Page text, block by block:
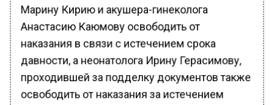
Марину Кирию и акушера-гинеколога
Анастасию Каюмову освободить от
наказания в связи с истечением срока
давности, а неонатолога Ирину Герасимову,
проходившей за подделку документов также
освободить от наказания за истечением